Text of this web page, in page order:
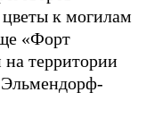
к могилам
«Форт
территории